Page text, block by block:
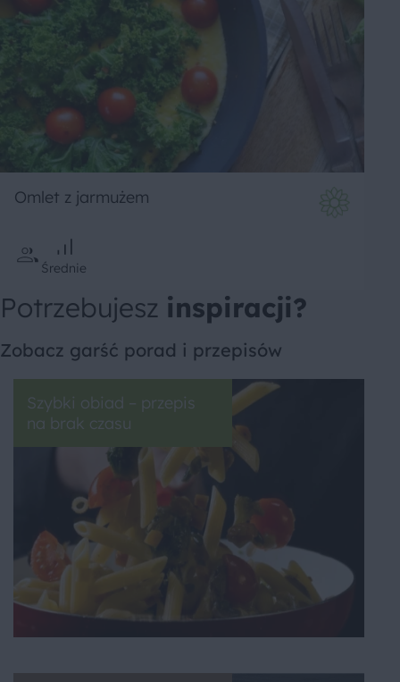
Omlet z jarmużem
Średnie
Potrzebujesz inspiracji?
Zobacz garść porad i przepisów
Szybki obiad – przepis
na brak czasu